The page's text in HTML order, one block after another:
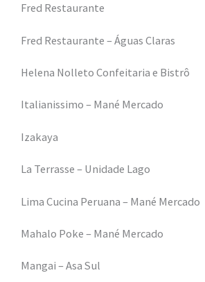
Fred Restaurante
Fred Restaurante – Águas Claras
Helena Nolleto Confeitaria e Bistrô
Italianissimo – Mané Mercado
Izakaya
La Terrasse – Unidade Lago
Lima Cucina Peruana – Mané Mercado
Mahalo Poke – Mané Mercado
Mangai – Asa Sul